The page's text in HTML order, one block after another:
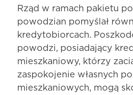
Rząd w ramach pakietu
powodzian pomyślał
kredytobiorcach.
powodzi, posiadający
mieszkaniowy, którzy
zaspokojenie własnych
mieszkaniowych, mogą